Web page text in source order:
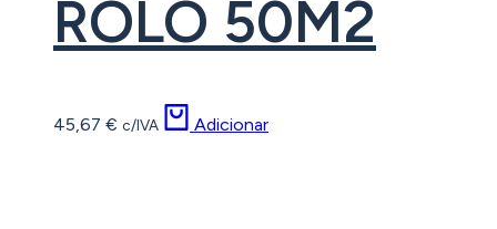
ROLO 50M2
45,67 € c/IVA Adicionar